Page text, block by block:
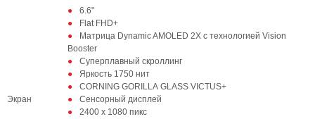
Экран
6.6"
Flat FHD+
Матрица Dynamic AMOLED 2X с технологией Vision
Booster
Суперплавный скроллинг
Яркость 1750 нит
CORNING GORILLA GLASS VICTUS+
Сенсорный дисплей
2400 x 1080 пикс